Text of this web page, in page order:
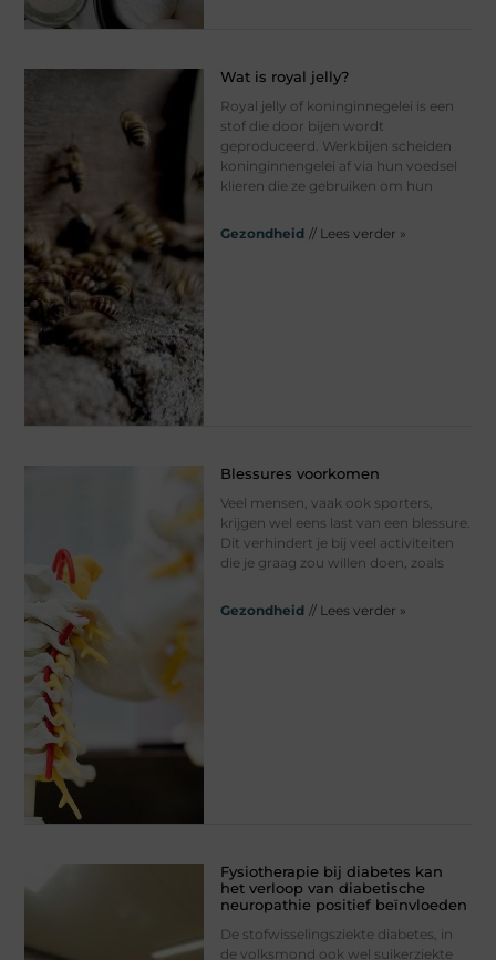
Wat is royal jelly?
Royal jelly of koninginnegelei is een
stof die door bijen wordt
geproduceerd. Werkbijen scheiden
koninginnengelei af via hun voedsel
klieren die ze gebruiken om hun
Gezondheid // Lees verder »
Blessures voorkomen
Veel mensen, vaak ook sporters,
krijgen wel eens last van een blessure.
Dit verhindert je bij veel activiteiten
die je graag zou willen doen, zoals
Gezondheid // Lees verder »
Fysiotherapie bij diabetes kan
het verloop van diabetische
neuropathie positief beïnvloeden
De stofwisselingsziekte diabetes, in
de volksmond ook wel suikerziekte